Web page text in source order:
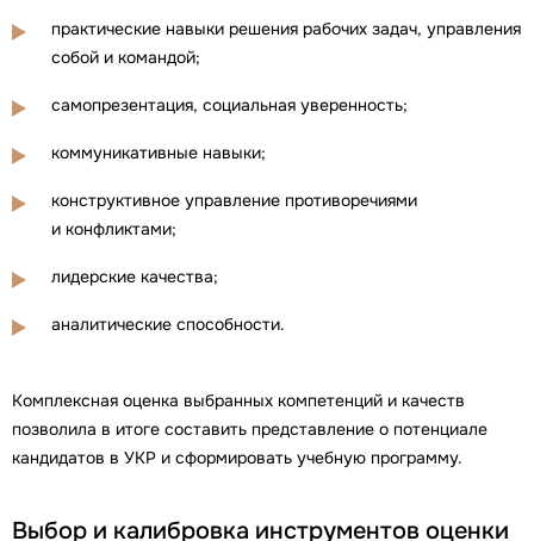
практические навыки решения рабочих задач, управления
собой и командой;
самопрезентация, социальная уверенность;
коммуникативные навыки;
конструктивное управление противоречиями
и конфликтами;
лидерские качества;
аналитические способности.
Комплексная оценка выбранных компетенций и качеств
позволила в итоге составить представление о потенциале
кандидатов в УКР и сформировать учебную программу.
Выбор и калибровка инструментов оценки